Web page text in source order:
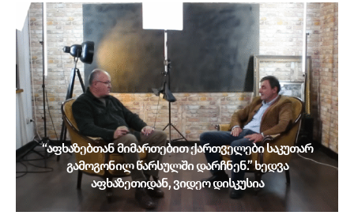
“აფხაზებთან მიმართებით ქართველები საკუთარ
გამოგონილ წარსულში დარჩნენ.” ხედვა
აფხაზეთიდან, ვიდეო დისკუსია